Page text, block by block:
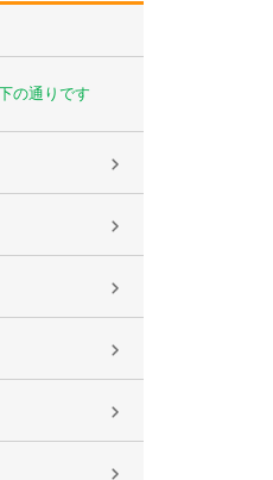
の通りです